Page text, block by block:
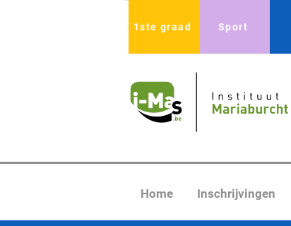
1ste graad Sport
Home Inschrijvingen